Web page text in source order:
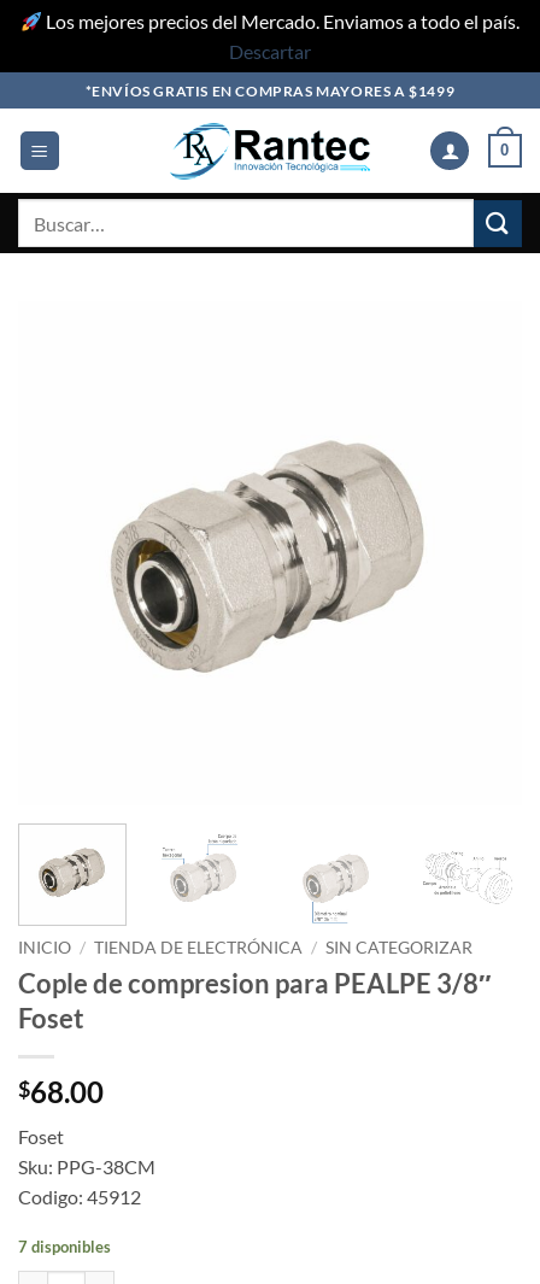
Los mejores precios del Mercado. Enviamos a todo el país.
Descartar
to
content
*ENVÍOS GRATIS EN COMPRAS MAYORES A $1499
0
INICIO / TIENDA DE ELECTRÓNICA / SIN CATEGORIZAR
Cople de compresion para PEALPE 3/8″
Foset
$68.00
Foset
Sku: PPG-38CM
Codigo: 45912
7 disponibles